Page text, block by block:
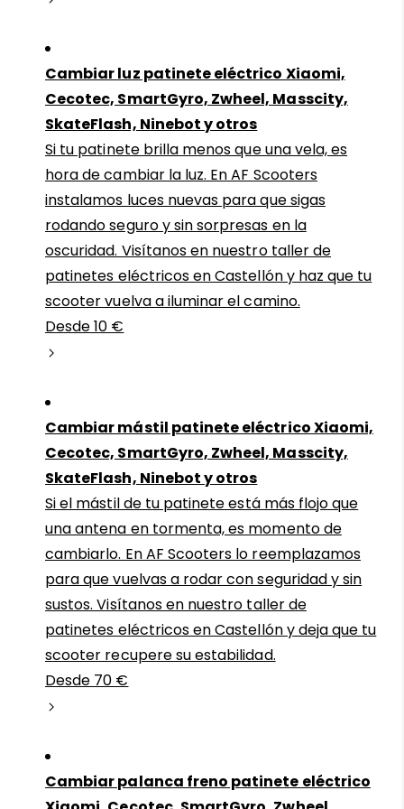
Cambiar luz patinete eléctrico Xiaomi,
Cecotec, SmartGyro, Zwheel, Masscity,
SkateFlash, Ninebot y otros
Si tu patinete brilla menos que una vela, es
hora de cambiar la luz. En AF Scooters
instalamos luces nuevas para que sigas
rodando seguro y sin sorpresas en la
oscuridad. Visítanos en nuestro taller de
patinetes eléctricos en Castellón y haz que tu
scooter vuelva a iluminar el camino.
Desde 10 €
Cambiar mástil patinete eléctrico Xiaomi,
Cecotec, SmartGyro, Zwheel, Masscity,
SkateFlash, Ninebot y otros
Si el mástil de tu patinete está más flojo que
una antena en tormenta, es momento de
cambiarlo. En AF Scooters lo reemplazamos
para que vuelvas a rodar con seguridad y sin
sustos. Visítanos en nuestro taller de
patinetes eléctricos en Castellón y deja que tu
scooter recupere su estabilidad.
Desde 70 €
Cambiar palanca freno patinete eléctrico